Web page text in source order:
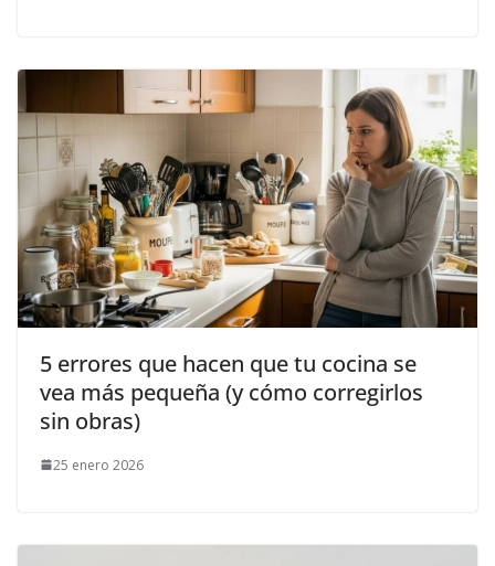
5 errores que hacen que tu cocina se
vea más pequeña (y cómo corregirlos
sin obras)
25 enero 2026